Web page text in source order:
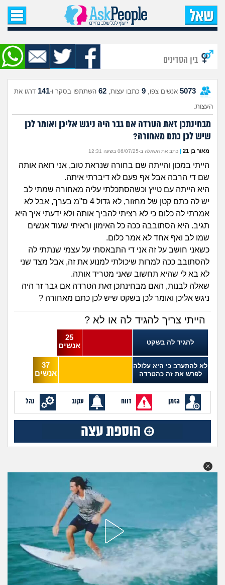
עמוד הבית
שאל שאלה
שאלות חדשות
שאלות שעוררו עניין
עצות חדשות
מה קורה כאן?
מתחם הטיפים
מדורים
זוגיות
היריון ולידה
הורות ומשפחה
מתבגרים
מהבקו"ם... ועד מתי?!
לימודים וסטודנטים
עבודה וקריירה
חברים ואנשים
בית, שכנים ושותפים
שומרים על הגוף
פיננסי וכלכלה
בין הסדינים
חיות מחמד
חיפוש שאלות
הרשמה | התחברות
בין הסדינים
5073 אנשים צפו, 9 כתבו עצות, 62 השתתפו בסקר ו-141 דרגו את
העצות.
מבחינתכן זאת הטרדה אם גבר היה ניגש אליכן ואומר לכן
שיש לכן כתם מאחורה?
מאור בן 21 | כתב את השאלה ב-06/07/25 בשעה 12:31
הייתי במכון והייתה שם בחורה שנראת טוב, אני רואה אותה
שם די הרבה אבל אף פעם לא דיברתי איתה.
היא הייתה עם טייץ וכשהסתכלתי עליה מאחורה שמתי לב
יש לה כתם קטן של מחזור, לא גדול 4 ס"מ בערך, אבל לא
אמרתי לה כלום כי לא רציתי להביך אותה ולא ידעתי איך היא
תגיב. היא הסתובבה ככה כל האימון וראיתי שעוד אנשים
שמו לב ואף אחד לא אמר כלום.
כשאני חושב על זה אני די התבאסתי על עצמי שנתתי לה
להסתובב ככה למרות שיכולתי למנוע את זה, אבל מצד שני
לא בא לי שהיא תחשוב שאני מטריד אותה.
שאלה לבנות, האם מבחינתכן זאת הטרדה אם גבר זר היה
ניגש אליכן ואומר לכן בשקט שיש לכן כתם מאחורה ?
הייתי צריך להגיד לה או לא ?
להגיד לה בשקט
25
אנשים
לא להתערב כי היא עלולה
לפרש את זה כהטרדה
37
אנשים
הזמן דווח עקוב נהל